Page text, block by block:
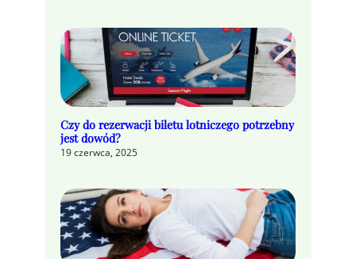
Czy do rezerwacji biletu lotniczego potrzebny
jest dowód?
19 czerwca, 2025